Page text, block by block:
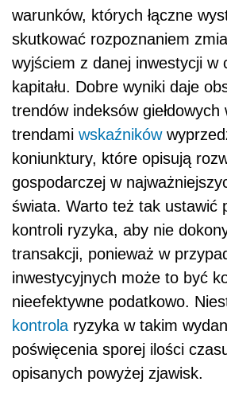
warunków, których łączne
skutkować rozpoznaniem
wyjściem z danej inwestycji w
kapitału. Dobre wyniki daje
trendów indeksów giełdowych
trendami wskaźników
koniunktury, które opisują
gospodarczej w
świata. Warto też tak ustawić
kontroli ryzyka, aby nie
transakcji, ponieważ w
inwestycyjnych może to być
nieefektywne podatkowo.
kontrola ryzyka w takim
poświęcenia sporej ilości
opisanych powyżej zjawisk.